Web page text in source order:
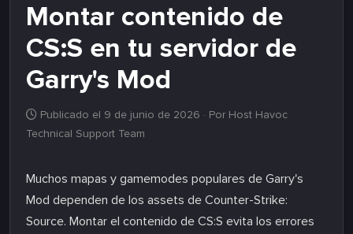
Montar contenido de
CS:S en tu servidor de
Garry's Mod
Publicado el 9 de junio de 2026 · Por Host Havoc
Technical Support Team
Muchos mapas y gamemodes populares de Garry's
Mod dependen de los assets de Counter-Strike:
Source. Montar el contenido de CS:S evita los errores